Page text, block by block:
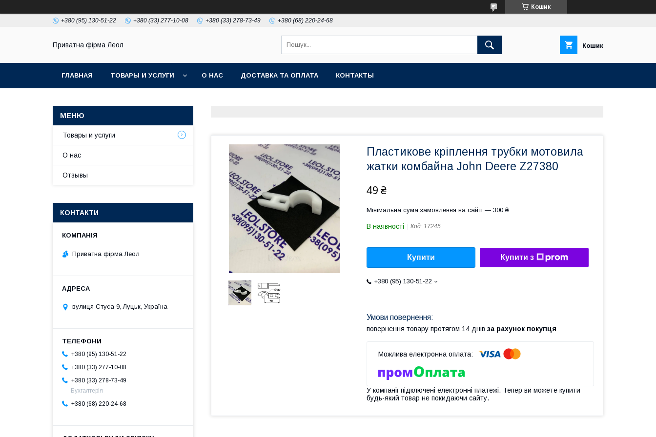
Кошик
+380 (95) 130-51-22 +380 (33) 277-10-08 +380 (33) 278-73-49 +380 (68) 220-24-68
Приватна фірма Леол Кошик
ГЛАВНАЯ ТОВАРЫ И УСЛУГИ О НАС ДОСТАВКА ТА ОПЛАТА КОНТАКТЫ
Пластикове кріплення трубки мотовила
жатки комбайна John Deere Z27380
49 ₴
Мінімальна сума замовлення на сайті — 300 ₴
В наявності Код: 17245
Купити Купити з
+380 (95) 130-51-22
повернення товару протягом 14 днів за рахунок покупця
У компанії підключені електронні платежі. Тепер ви можете купити
будь-який товар не покидаючи сайту.
Товары и услуги
О нас
Отзывы
КОНТАКТИ
Приватна фірма Леол
вулиця Стуса 9, Луцьк, Україна
+380 (95) 130-51-22
+380 (33) 277-10-08
+380 (33) 278-73-49
Бухгалтерія
+380 (68) 220-24-68